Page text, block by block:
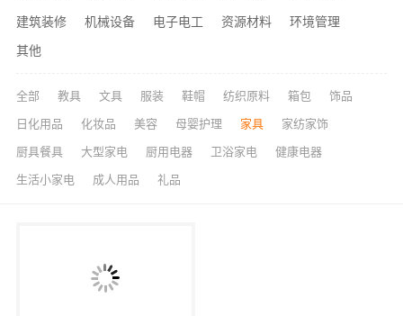
建筑装修
机械设备 电子电工 资源材料
环境管理
其他
全部 教具 文具 服装 鞋帽 纺织原料 箱包 饰品
日化用品 化妆品 美容 母婴护理 家具 家纺家饰
厨具餐具 大型家电 厨用电器 卫浴家电 健康电器
生活小家电 成人用品 礼品